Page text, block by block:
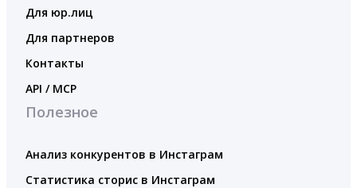
Для юр.лиц
Для партнеров
Контакты
API / MCP
Полезное
Анализ конкурентов в Инстаграм
Статистика сторис в Инстаграм